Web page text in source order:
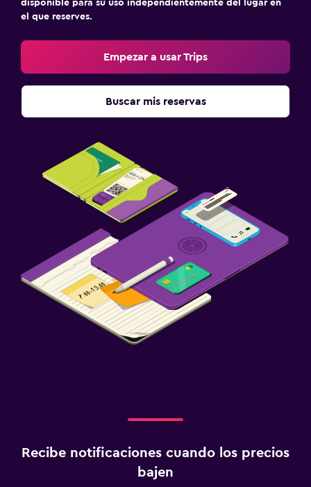
disponible para su uso independientemente del lugar en
el que reserves.
Empezar a usar Trips
Buscar mis reservas
Recibe notificaciones cuando los precios
bajen